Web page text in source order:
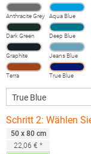
Anthracite Grey Aqua Blue
Dark Green Deep Blue
Graphite Jeans Blue
Terra True Blue
Schritt 2: Wählen
50 x 80 cm
22,06 € *